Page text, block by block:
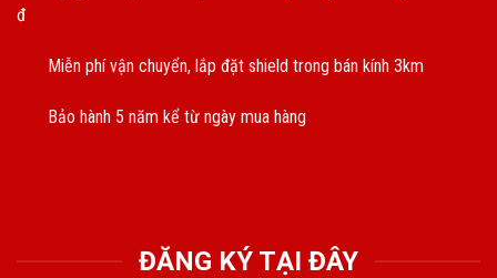
đ
Miễn phí vận chuyển, lắp đặt shield trong bán kính 3km
Bảo hành 5 năm kể từ ngày mua hàng
ĐĂNG KÝ TẠI ĐÂY